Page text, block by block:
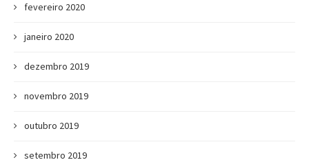
fevereiro 2020
janeiro 2020
dezembro 2019
novembro 2019
outubro 2019
setembro 2019